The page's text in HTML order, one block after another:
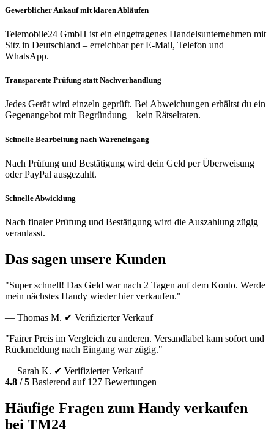
Gewerblicher Ankauf mit klaren Abläufen
Telemobile24 GmbH ist ein eingetragenes Handelsunternehmen mit
Sitz in Deutschland – erreichbar per E-Mail, Telefon und
WhatsApp.
Transparente Prüfung statt Nachverhandlung
Jedes Gerät wird einzeln geprüft. Bei Abweichungen erhältst du ein
Gegenangebot mit Begründung – kein Rätselraten.
Schnelle Bearbeitung nach Wareneingang
Nach Prüfung und Bestätigung wird dein Geld per Überweisung
oder PayPal ausgezahlt.
Schnelle Abwicklung
Nach finaler Prüfung und Bestätigung wird die Auszahlung zügig
veranlasst.
Das sagen unsere Kunden
"Super schnell! Das Geld war nach 2 Tagen auf dem Konto. Werde
mein nächstes Handy wieder hier verkaufen."
— Thomas M. ✔ Verifizierter Verkauf
"Fairer Preis im Vergleich zu anderen. Versandlabel kam sofort und
Rückmeldung nach Eingang war zügig."
— Sarah K. ✔ Verifizierter Verkauf
4.8 / 5 Basierend auf 127 Bewertungen
Häufige Fragen zum Handy verkaufen
bei TM24